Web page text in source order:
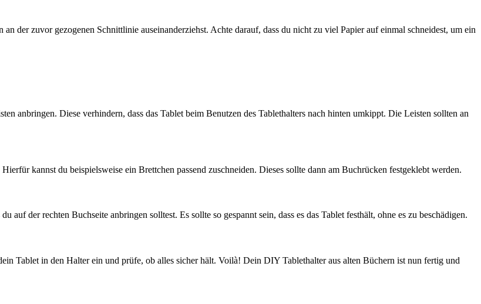
der zuvor gezogenen Schnittlinie auseinanderziehst. Achte darauf, dass du nicht zu viel Papier auf einmal schneidest, um ein
anbringen. Diese verhindern, dass das Tablet beim Benutzen des Tablethalters nach hinten umkippt. Die Leisten sollten an
kannst du beispielsweise ein Brettchen passend zuschneiden. Dieses sollte dann am Buchrücken festgeklebt werden.
der rechten Buchseite anbringen solltest. Es sollte so gespannt sein, dass es das Tablet festhält, ohne es zu beschädigen.
Tablet in den Halter ein und prüfe, ob alles sicher hält. Voilà! Dein DIY Tablethalter aus alten Büchern ist nun fertig und